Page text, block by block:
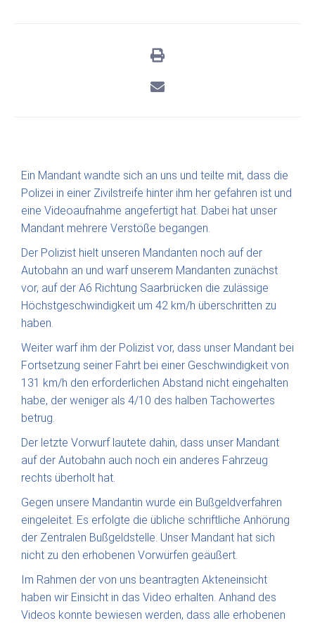
Ein Mandant wandte sich an uns und teilte mit, dass die
Polizei in einer Zivilstreife hinter ihm her gefahren ist und
eine Videoaufnahme angefertigt hat. Dabei hat unser
Mandant mehrere Verstöße begangen.
Der Polizist hielt unseren Mandanten noch auf der
Autobahn an und warf unserem Mandanten zunächst
vor, auf der A6 Richtung Saarbrücken die zulässige
Höchstgeschwindigkeit um 42 km/h überschritten zu
haben.
Weiter warf ihm der Polizist vor, dass unser Mandant bei
Fortsetzung seiner Fahrt bei einer Geschwindigkeit von
131 km/h den erforderlichen Abstand nicht eingehalten
habe, der weniger als 4/10 des halben Tachowertes
betrug.
Der letzte Vorwurf lautete dahin, dass unser Mandant
auf der Autobahn auch noch ein anderes Fahrzeug
rechts überholt hat.
Gegen unsere Mandantin wurde ein Bußgeldverfahren
eingeleitet. Es erfolgte die übliche schriftliche Anhörung
der Zentralen Bußgeldstelle. Unser Mandant hat sich
nicht zu den erhobenen Vorwürfen geäußert.
Im Rahmen der von uns beantragten Akteneinsicht
haben wir Einsicht in das Video erhalten. Anhand des
Videos konnte bewiesen werden, dass alle erhobenen